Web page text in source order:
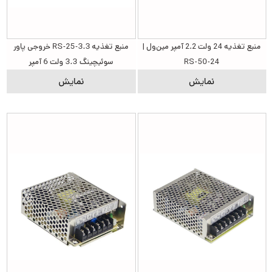
منبع تغذیه 24 ولت 2.2 آمپر مین‌ول |
RS-50-24
نمایش
منبع تغذیه RS-25-3.3 خروجی پاور
سوئیچینگ 3.3 ولت 6 آمپر
نمایش